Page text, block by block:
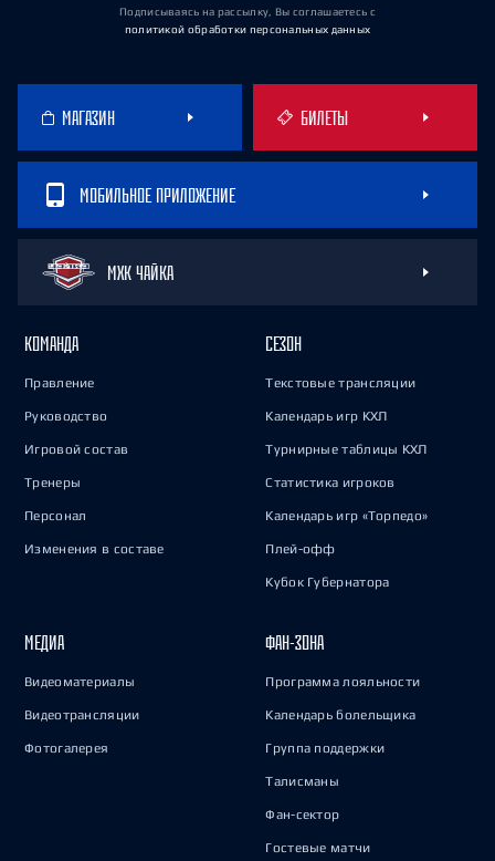
Подписываясь на рассылку, Вы соглашаетесь с
политикой обработки персональных данных
МАГАЗИН БИЛЕТЫ
МОБИЛЬНОЕ ПРИЛОЖЕНИЕ
МХК ЧАЙКА
КОМАНДА
Правление
Руководство
Игровой состав
Тренеры
Персонал
Изменения в составе
СЕЗОН
Текстовые трансляции
Календарь игр КХЛ
Турнирные таблицы КХЛ
Статистика игроков
Календарь игр «Торпедо»
Плей-офф
Кубок Губернатора
МЕДИА
Видеоматериалы
Видеотрансляции
Фотогалерея
ФАН-ЗОНА
Программа лояльности
Календарь болельщика
Группа поддержки
Талисманы
Фан-сектор
Гостевые матчи